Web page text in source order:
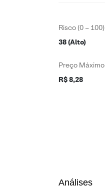
Risco (0 – 100)
38 (Alto)
Preço Máximo
R$ 8,28
Análises